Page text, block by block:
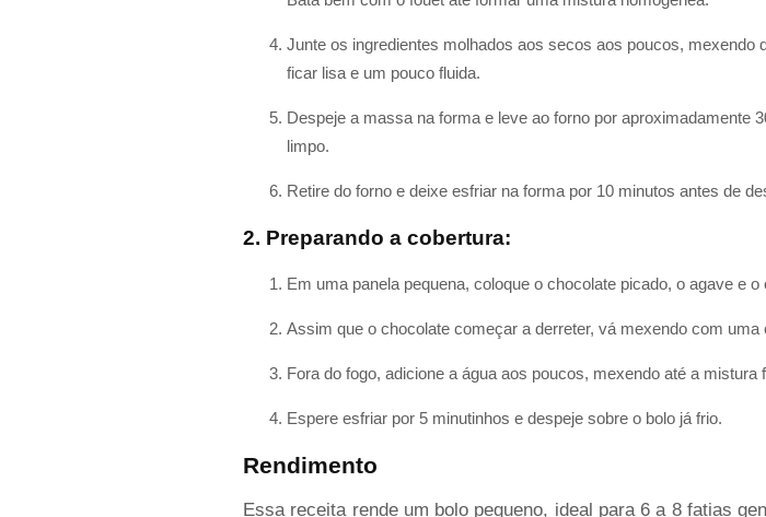
Junte os ingredientes molhados aos secos aos poucos,
ficar lisa e um pouco fluida.
Despeje a massa na forma e leve ao forno por aproximadamente
limpo.
Retire do forno e deixe esfriar na forma por 10 minutos antes de
2. Preparando a cobertura:
Em uma panela pequena, coloque o chocolate picado, o agave e
Assim que o chocolate começar a derreter, vá mexendo com
Fora do fogo, adicione a água aos poucos, mexendo até a
Espere esfriar por 5 minutinhos e despeje sobre o bolo já frio.
Rendimento
Essa receita rende um bolo pequeno, ideal para 6 a 8 fatias